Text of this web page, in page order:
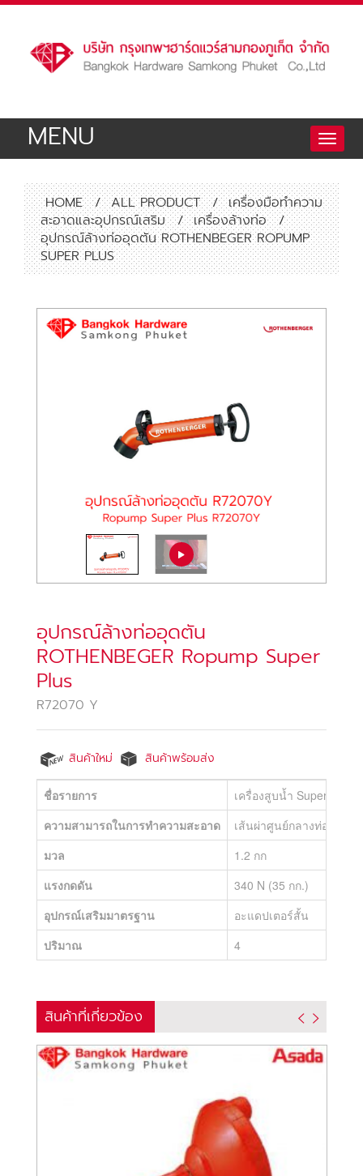
Toggle
MENU
HOME / ALL PRODUCT / เครื่องมือทำความ
สะอาดและอุปกรณ์เสริม
/ เครื่องล้างท่อ
/
อุปกรณ์ล้างท่ออุดตัน ROTHENBEGER ROPUMP
SUPER PLUS
อุปกรณ์ล้างท่ออุดตัน
ROTHENBEGER Ropump Super
Plus
R72070 Y
สินค้าใหม่ สินค้าพร้อมส่ง
ชื่อรายการ
เครื่องสูบน้ำ Super Plus
ความสามารถในการทำความสะอาด
เส้นผ่าศูนย์กลางท่อ:
มวล
1.2 กก
แรงกดดัน
340 N (35 กก.)
อุปกรณ์เสริมมาตรฐาน
อะแดปเตอร์สั้น
ปริมาณ
4
สินค้าที่เกี่ยวข้อง